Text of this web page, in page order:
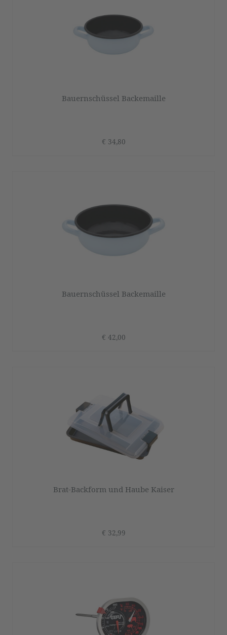
Bauernschüssel Backemaille
€ 34,80
Bauernschüssel Backemaille
€ 42,00
Brat-Backform und Haube Kaiser
€ 32,99